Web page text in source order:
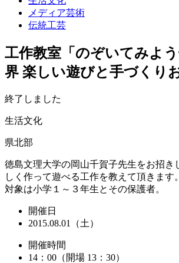
メディア芸術
伝統工芸
工作教室「のぞいてみよ
界 楽しい遊びと手づくり
終了しました
生活文化
県北部
徳島文理大学の岡山千賀子先生をお招き
しく作って遊べる工作を教えて頂きます。
対象は小学１～３年生とその保護者。
開催日
2015.08.01（土）
開催時間
14：00（開場 13：30）